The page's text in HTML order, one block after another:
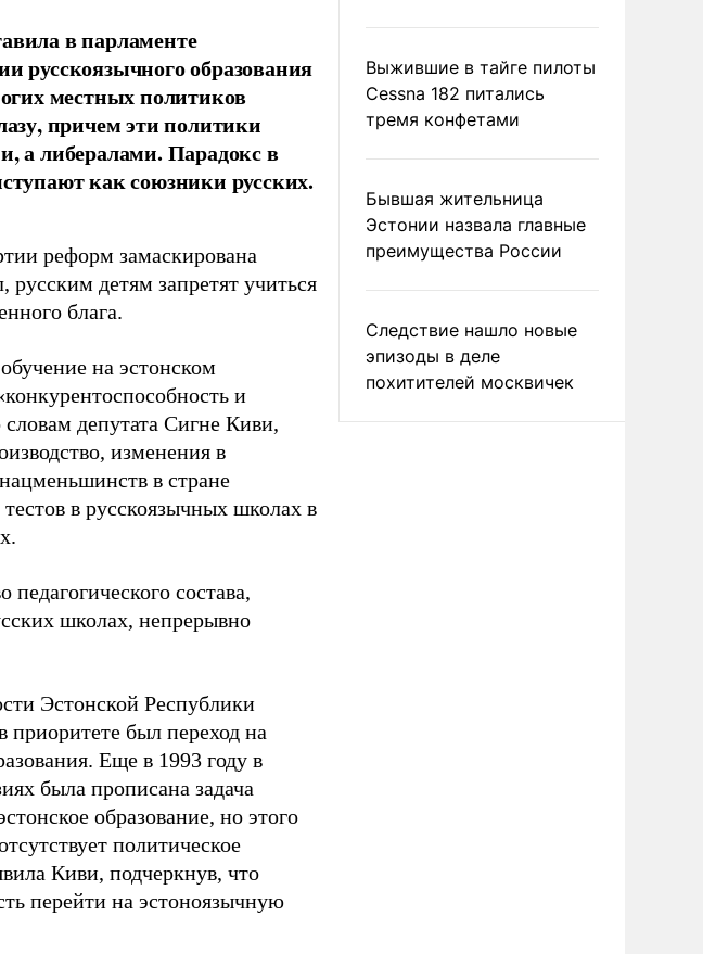
в парламенте
русскоязычного образования
местных политиков
причем эти политики
а либералами. Парадокс в
как союзники русских.
реформ замаскирована
детям запретят учиться
блага.
на эстонском
и
депутата Сигне Киви,
изменения в
в стране
в русскоязычных школах в
состава,
школах, непрерывно
Эстонской Республики
приоритете был переход на
Еще в 1993 году в
была прописана задача
образование, но этого
политическое
Киви, подчеркнув, что
перейти на эстоноязычную
Выжившие в тайге пилоты
Cessna 182 питались
тремя конфетами
Бывшая жительница
Эстонии назвала главные
преимущества России
Следствие нашло новые
эпизоды в деле
похитителей москвичек